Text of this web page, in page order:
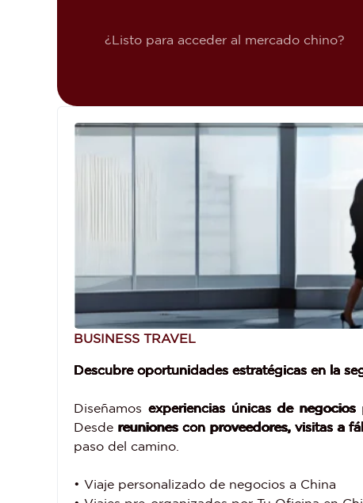
¿Listo para acceder al mercado chino?
BUSINESS TRAVEL
Descubre oportunidades estratégicas en la
Diseñamos experiencias únicas de negocios
Desde reuniones con proveedores, visitas a
paso del camino.
• Viaje personalizado de negocios a China